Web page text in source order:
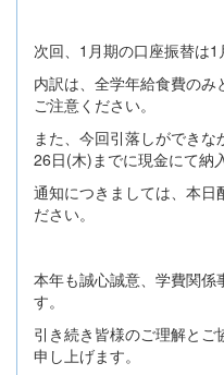
次回、1月期の口座振替は1
内訳は、全学年給食費の
ご注意ください。
また、今回引落しができ
26日(木)までに現金にて納
通知につきましては、本日
ださい。
本年も誠心誠意、学費関係
す。
引き続き皆様のご理解と
申し上げます。